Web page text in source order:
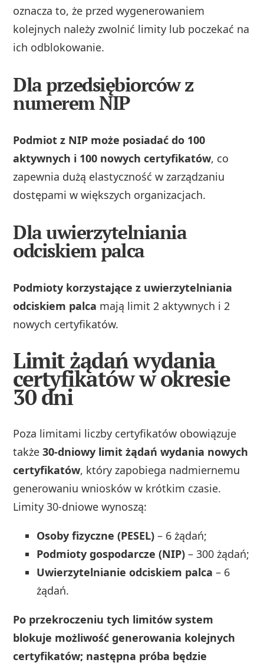
oznacza to, że przed wygenerowaniem
kolejnych należy zwolnić limity lub poczekać na
ich odblokowanie.
Dla przedsiębiorców z
numerem NIP
Podmiot z NIP może posiadać do 100
aktywnych i 100 nowych certyfikatów, co
zapewnia dużą elastyczność w zarządzaniu
dostępami w większych organizacjach.
Dla uwierzytelniania
odciskiem palca
Podmioty korzystające z uwierzytelniania
odciskiem palca mają limit 2 aktywnych i 2
nowych certyfikatów.
Limit żądań wydania
certyfikatów w okresie
30 dni
Poza limitami liczby certyfikatów obowiązuje
także30-dniowy limit żądań wydania nowych
certyfikatów, który zapobiega nadmiernemu
generowaniu wniosków w krótkim czasie.
Limity 30-dniowe wynoszą:
Osoby fizyczne (PESEL) – 6 żądań;
Podmioty gospodarcze (NIP) – 300 żądań;
Uwierzytelnianie odciskiem palca – 6
żądań.
Po przekroczeniu tych limitów system
blokuje możliwość generowania kolejnych
certyfikatów; następna próba będzie